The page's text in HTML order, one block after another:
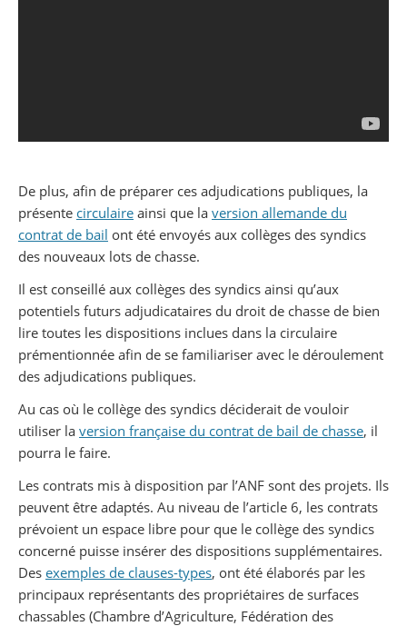
De plus, afin de préparer ces adjudications publiques, la
présente circulaire ainsi que la version allemande du
contrat de bail ont été envoyés aux collèges des syndics
des nouveaux lots de chasse.
Il est conseillé aux collèges des syndics ainsi qu’aux
potentiels futurs adjudicataires du droit de chasse de bien
lire toutes les dispositions inclues dans la circulaire
prémentionnée afin de se familiariser avec le déroulement
des adjudications publiques.
Au cas où le collège des syndics déciderait de vouloir
utiliser la version française du contrat de bail de chasse, il
pourra le faire.
Les contrats mis à disposition par l’ANF sont des projets. Ils
peuvent être adaptés. Au niveau de l’article 6, les contrats
prévoient un espace libre pour que le collège des syndics
concerné puisse insérer des dispositions supplémentaires.
Des exemples de clauses-types, ont été élaborés par les
principaux représentants des propriétaires de surfaces
chassables (Chambre d’Agriculture, Fédération des